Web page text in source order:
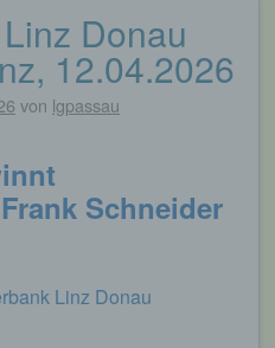
Donau
12.04.2026
von lgpassau
Schneider
Linz Donau